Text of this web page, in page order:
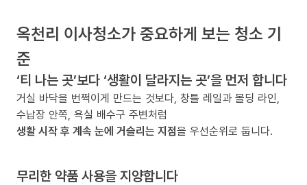
옥천리 이사청소가 중요하게 보는 청소 기
준
‘티 나는 곳’보다 ‘생활이 달라지는 곳’을 먼저 합니다
거실 바닥을 번쩍이게 만드는 것보다, 창틀 레일과 몰딩 라인,
수납장 안쪽, 욕실 배수구 주변처럼
생활 시작 후 계속 눈에 거슬리는 지점을 우선순위로 둡니다.
무리한 약품 사용을 지양합니다